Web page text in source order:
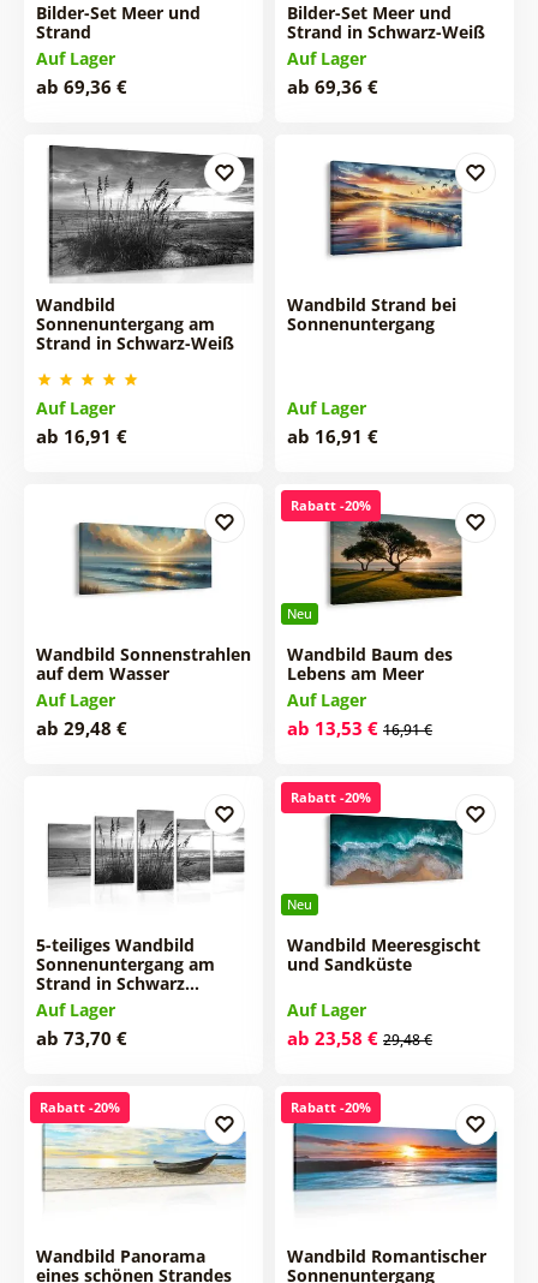
Bilder-Set Meer und
Strand
Auf Lager
ab 69,36 €
Bilder-Set Meer und
Strand in Schwarz-Weiß
Auf Lager
ab 69,36 €
Wandbild
Sonnenuntergang am
Strand in Schwarz-Weiß
Auf Lager
ab 16,91 €
Wandbild Strand bei
Sonnenuntergang
Auf Lager
ab 16,91 €
Wandbild Sonnenstrahlen
auf dem Wasser
Auf Lager
ab 29,48 €
Neu
Rabatt -20%
Wandbild Baum des
Lebens am Meer
Auf Lager
ab 13,53 € 16,91 €
5-teiliges Wandbild
Sonnenuntergang am
Strand in Schwarz…
Auf Lager
ab 73,70 €
Neu
Rabatt -20%
Wandbild Meeresgischt
und Sandküste
Auf Lager
ab 23,58 € 29,48 €
Rabatt -20%
Wandbild Panorama
eines schönen Strandes
Rabatt -20%
Wandbild Romantischer
Sonnenuntergang